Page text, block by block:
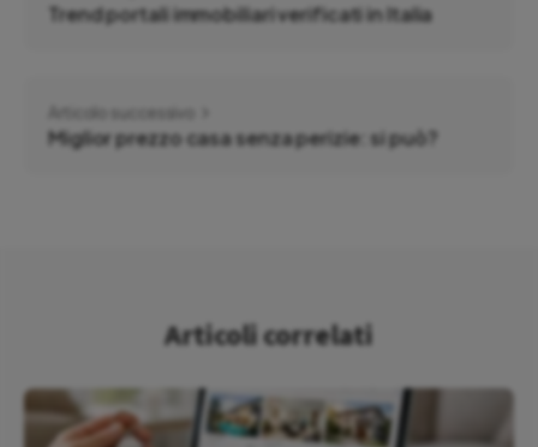
Trend portali immobiliari verificati in Italia
Articolo successivo
Miglior prezzo casa senza perizie: si può?
Articoli correlati